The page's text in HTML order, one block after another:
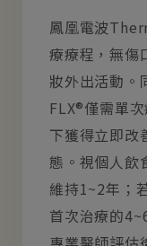
鳳凰電波
療療程，無傷
妝外出活動
FLX®僅需單
下獲得立即改
態。視個人飲
維持1~2年；
首次治療的